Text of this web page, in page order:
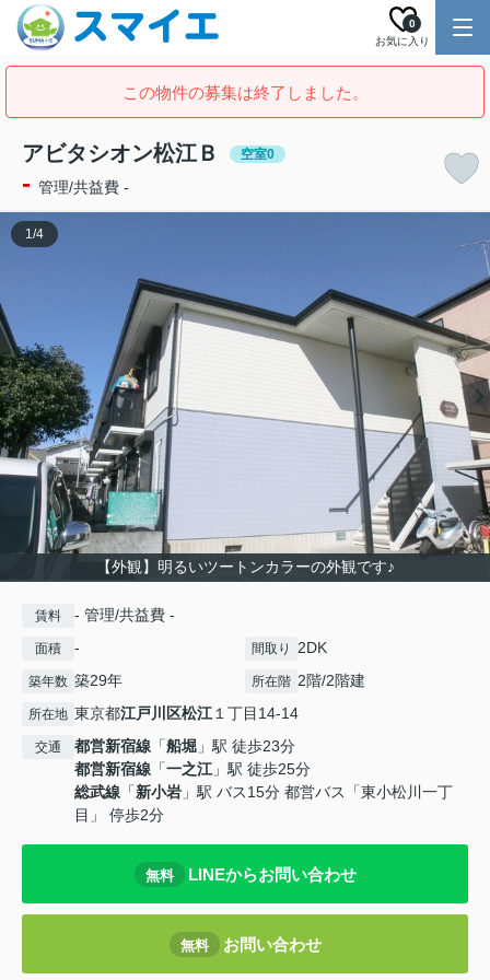
お気に入り
0
この物件の募集は終了しました。
アビタシオン松江Ｂ 空室0
- 管理/共益費 -
【外観】明るいツートンカラーの外観です♪
1/4
賃料 - 管理/共益費 -
面積 - 間取り 2DK
築年数 築29年 所在階 2階/2階建
所在地 東京都江戸川区松江１丁目14-14
交通 都営新宿線 「船堀 」駅 徒歩23分
都営新宿線 「一之江」駅 徒歩25分
総武線 「新小岩 」駅 バス15分 都営バス「東小松川一丁
目」 停歩2分
無料 LINEからお問い合わせ
無料 お問い合わせ